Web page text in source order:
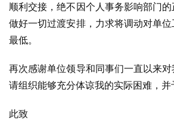
顺利交接，绝不因个人事务影响部门
做好一切过渡安排，力求将调动对单
最低。
再次感谢单位领导和同事们一直以来
请组织能够充分体谅我的实际困难，并
此致